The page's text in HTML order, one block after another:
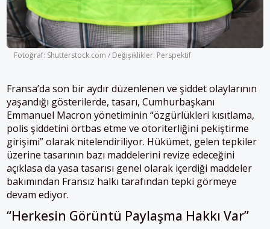
Fotoğraf: Shutterstock.com / Değişiklikler: Perspektif
Fransa’da son bir aydır düzenlenen ve şiddet olaylarının
yaşandığı gösterilerde, tasarı, Cumhurbaşkanı
Emmanuel Macron yönetiminin “özgürlükleri kısıtlama,
polis şiddetini örtbas etme ve otoriterliğini pekiştirme
girişimi” olarak nitelendiriliyor. Hükümet, gelen tepkiler
üzerine tasarının bazı maddelerini revize edeceğini
açıklasa da yasa tasarısı genel olarak içerdiği maddeler
bakımından Fransız halkı tarafından tepki görmeye
devam ediyor.
“Herkesin Görüntü Paylaşma Hakkı Var”